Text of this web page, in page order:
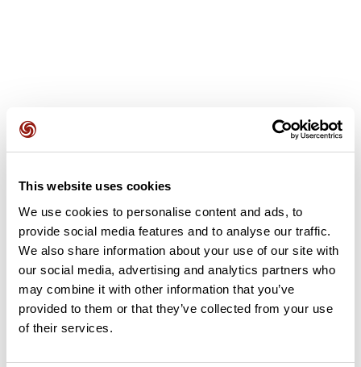
This website uses cookies
We use cookies to personalise content and ads, to
provide social media features and to analyse our traffic.
We also share information about your use of our site with
our social media, advertising and analytics partners who
may combine it with other information that you’ve
provided to them or that they’ve collected from your use
of their services.
Ajouter un avis
Découvrez ce parcours de vélo de 60,1 km à proximité de